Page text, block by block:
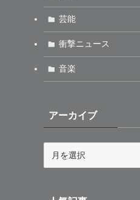
芸能
衝撃ニュース
音楽
アーカイブ